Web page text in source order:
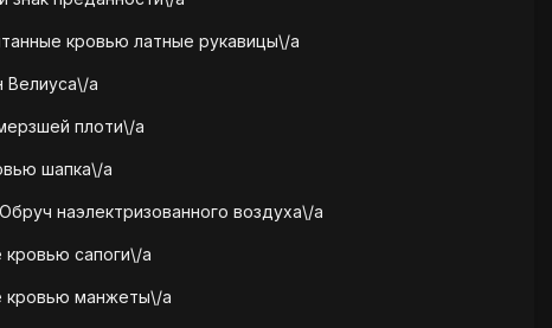
кровью латные рукавицы\/a
Велиуса\/a
плоти\/a
шапка\/a
наэлектризованного воздуха\/a
кровью сапоги\/a
кровью манжеты\/a